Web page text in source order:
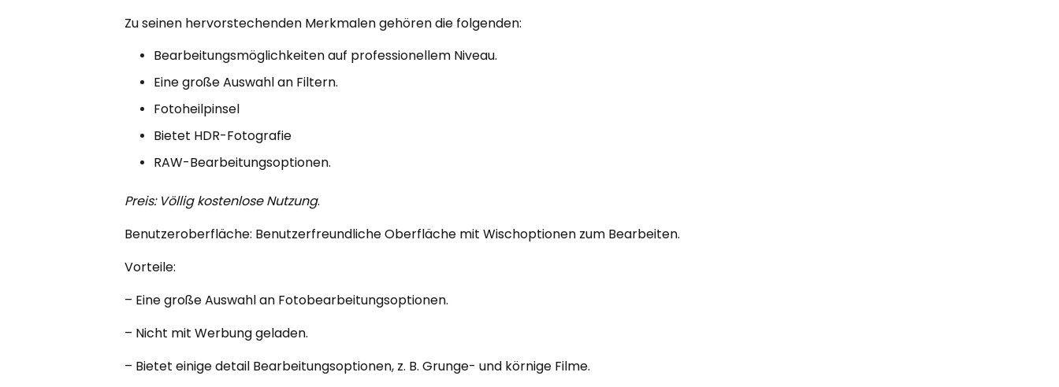
Zu seinen hervorstechenden Merkmalen gehören die folgenden:
Bearbeitungsmöglichkeiten auf professionellem Niveau.
Eine große Auswahl an Filtern.
Fotoheilpinsel
Bietet HDR-Fotografie
RAW-Bearbeitungsoptionen.
Preis: Völlig kostenlose Nutzung.
Benutzeroberfläche: Benutzerfreundliche Oberfläche mit Wischoptionen zum Bearbeiten.
Vorteile:
– Eine große Auswahl an Fotobearbeitungsoptionen.
– Nicht mit Werbung geladen.
– Bietet einige detail Bearbeitungsoptionen, z. B. Grunge- und körnige Filme.